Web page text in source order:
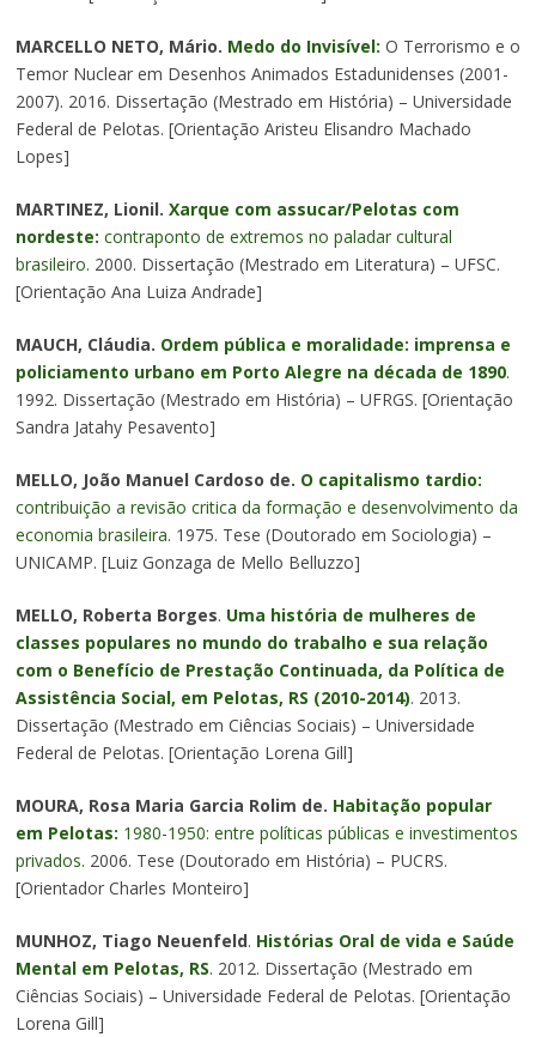
MARCELLO NETO, Mário. Medo do Invisível: O Terrorismo e o
Temor Nuclear em Desenhos Animados Estadunidenses (2001-
2007). 2016. Dissertação (Mestrado em História) – Universidade
Federal de Pelotas. [Orientação Aristeu Elisandro Machado
Lopes]
MARTINEZ, Lionil. Xarque com assucar/Pelotas com
nordeste: contraponto de extremos no paladar cultural
brasileiro. 2000. Dissertação (Mestrado em Literatura) – UFSC.
[Orientação Ana Luiza Andrade]
MAUCH, Cláudia. Ordem pública e moralidade: imprensa e
policiamento urbano em Porto Alegre na década de 1890.
1992. Dissertação (Mestrado em História) – UFRGS. [Orientação
Sandra Jatahy Pesavento]
MELLO, João Manuel Cardoso de. O capitalismo tardio:
contribuição a revisão critica da formação e desenvolvimento da
economia brasileira. 1975. Tese (Doutorado em Sociologia) –
UNICAMP. [Luiz Gonzaga de Mello Belluzzo]
MELLO, Roberta Borges. Uma história de mulheres de
classes populares no mundo do trabalho e sua relação
com o Benefício de Prestação Continuada, da Política de
Assistência Social, em Pelotas, RS (2010-2014). 2013.
Dissertação (Mestrado em Ciências Sociais) – Universidade
Federal de Pelotas. [Orientação Lorena Gill]
MOURA, Rosa Maria Garcia Rolim de. Habitação popular
em Pelotas: 1980-1950: entre políticas públicas e investimentos
privados. 2006. Tese (Doutorado em História) – PUCRS.
[Orientador Charles Monteiro]
MUNHOZ, Tiago Neuenfeld. Histórias Oral de vida e Saúde
Mental em Pelotas, RS. 2012. Dissertação (Mestrado em
Ciências Sociais) – Universidade Federal de Pelotas. [Orientação
Lorena Gill]